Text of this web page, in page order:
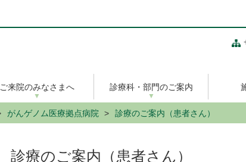
ご来院のみなさまへ 診療科・部門のご案内
がんゲノム医療拠点病院 診療のご案内（患者さん）
診療のご案内（患者さん）